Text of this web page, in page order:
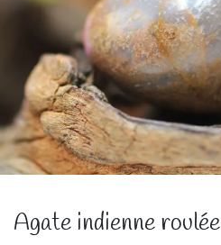
Agate indienne roulée